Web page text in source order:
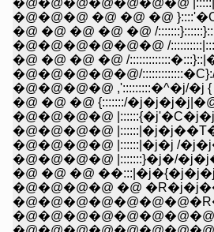
�@�@�@�@�@�@�@
�@�@�@ �@ �@ �@
�@ �@ �@ �@ �@ /
�@�@�@�@�@�@ /
�@ �@ �@ �@ /
�@�@�@�@�@/
�@�@�@�@ ,':::::::::�^�j/�j
�@ �@ �@ {:::::::/
�@�@�@�@
�@�@�@�@ |::::::|�j�j /
�@�@�@�@ |:::::::}�j�/
�@ �@ �@
�@�@�@�@ �@